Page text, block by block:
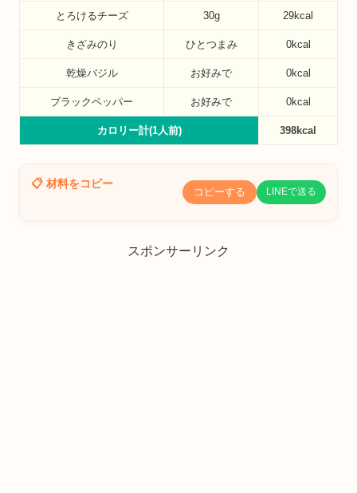
とろけるチーズ 30g 29kcal
きざみのり ひとつまみ 0kcal
乾燥バジル お好みで 0kcal
ブラックペッパー お好みで 0kcal
カロリー計(1人前) 398kcal
📋 材料をコピー
コピーする LINEで送る
スポンサーリンク